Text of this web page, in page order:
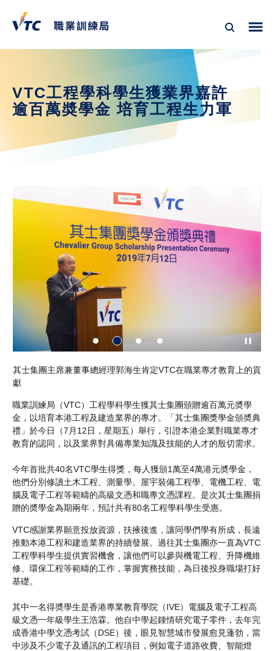
VTC工程學科學生獲業界嘉許
逾百萬奬學金 培育工程生力軍
其士集團主席兼董事總經理郭海生肯定VTC在職業專才教育上的貢
獻
職業訓練局（VTC）工程學科學生獲其士集團頒贈逾百萬元奬學
金，以培育本港工程及建造業界的專才。「其士集團獎學金頒奬典
禮」於今日（7月12日，星期五）舉行，引證本港企業對職業專才
教育的認同，以及業界對具備專業知識及技能的人才的殷切需求。
今年首批共40名VTC學生得獎，每人獲頒1萬至4萬港元奬學金，
他們分別修讀土木工程、測量學、屋宇裝備工程學、電機工程、電
腦及電子工程等範疇的高級文憑和職專文憑課程。是次其士集團捐
贈的奬學金為期兩年，預計共有80名工程學科學生受惠。
VTC感謝業界願意投放資源，扶掖後進，讓同學們學有所成，長遠
推動本港工程和建造業界的持續發展。過往其士集團亦一直為VTC
工程學科學生提供實習機會，讓他們可以參與機電工程、升降機維
修、環保工程等範疇的工作，掌握實務技能，為日後投身職場打好
基礎。
其中一名得奬學生是香港專業教育學院（IVE）電腦及電子工程高
級文憑一年級學生王浩霖。他自中學起鍾情研究電子零件，去年完
成香港中學文憑考試（DSE）後，眼見智慧城市發展愈見蓬勃，當
中涉及不少電子及通訊的工程項目，例如電子道路收費、智能燈